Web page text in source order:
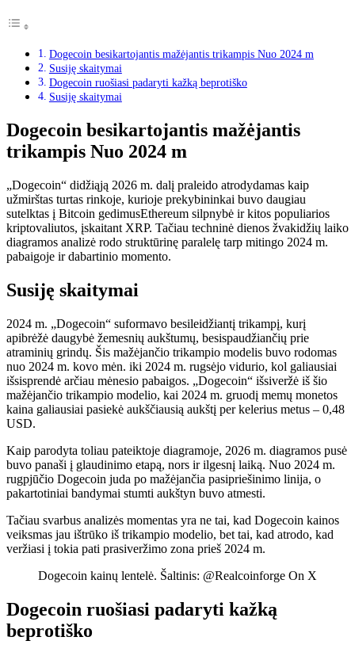
Dogecoin besikartojantis mažėjantis trikampis Nuo 2024 m
Susiję skaitymai
Dogecoin ruošiasi padaryti kažką beprotiško
Susiję skaitymai
Dogecoin besikartojantis mažėjantis
trikampis Nuo 2024 m
„Dogecoin“ didžiąją 2026 m. dalį praleido atrodydamas kaip
užmirštas turtas rinkoje, kurioje prekybininkai buvo daugiau
sutelktas į Bitcoin gedimusEthereum silpnybė ir kitos populiarios
kriptovaliutos, įskaitant XRP. Tačiau techninė dienos žvakidžių laiko
diagramos analizė rodo struktūrinę paralelę tarp mitingo 2024 m.
pabaigoje ir dabartinio momento.
Susiję skaitymai
2024 m. „Dogecoin“ suformavo besileidžiantį trikampį, kurį
apibrėžė daugybė žemesnių aukštumų, besispaudžiančių prie
atraminių grindų. Šis mažėjančio trikampio modelis buvo rodomas
nuo 2024 m. kovo mėn. iki 2024 m. rugsėjo vidurio, kol galiausiai
išsisprendė arčiau mėnesio pabaigos. „Dogecoin“ išsiveržė iš šio
mažėjančio trikampio modelio, kai 2024 m. gruodį memų monetos
kaina galiausiai pasiekė aukščiausią aukštį per kelerius metus – 0,48
USD.
Kaip parodyta toliau pateiktoje diagramoje, 2026 m. diagramos pusė
buvo panaši į glaudinimo etapą, nors ir ilgesnį laiką. Nuo 2024 m.
rugpjūčio Dogecoin juda po mažėjančia pasipriešinimo linija, o
pakartotiniai bandymai stumti aukštyn buvo atmesti.
Tačiau svarbus analizės momentas yra ne tai, kad Dogecoin kainos
veiksmas jau ištrūko iš trikampio modelio, bet tai, kad atrodo, kad
veržiasi į tokia pati prasiveržimo zona prieš 2024 m.
Dogecoin kainų lentelė. Šaltinis: @Realcoinforge On X
Dogecoin ruošiasi padaryti kažką
beprotiško